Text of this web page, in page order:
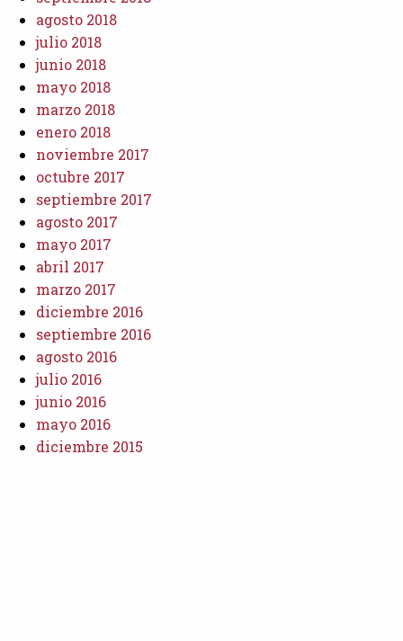
agosto 2018
julio 2018
junio 2018
mayo 2018
marzo 2018
enero 2018
noviembre 2017
octubre 2017
septiembre 2017
agosto 2017
mayo 2017
abril 2017
marzo 2017
diciembre 2016
septiembre 2016
agosto 2016
julio 2016
junio 2016
mayo 2016
diciembre 2015